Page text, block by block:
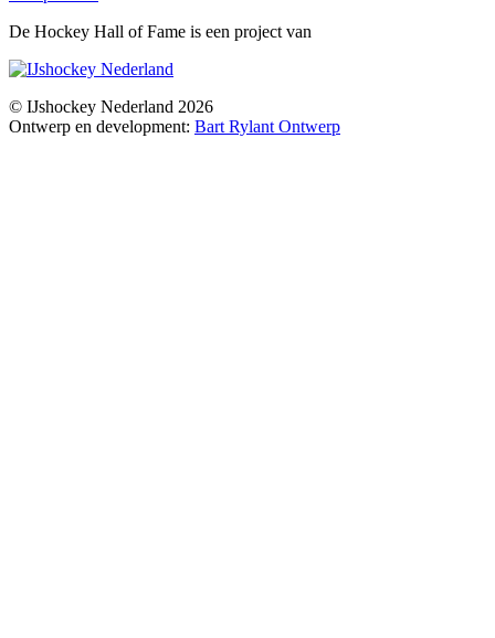
De Hockey Hall of Fame is een project van
© IJshockey Nederland 2026
Ontwerp en development: Bart Rylant Ontwerp